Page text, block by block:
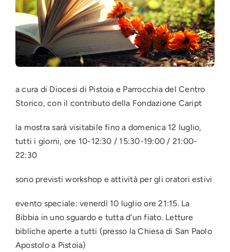
a cura di Diocesi di Pistoia e Parrocchia del Centro
Storico, con il contributo della Fondazione Caript
la mostra sarà visitabile fino a domenica 12 luglio,
tutti i giorni, ore 10-12:30 / 15:30-19:00 / 21:00-
22:30
sono previsti workshop e attività per gli oratori estivi
evento speciale: venerdì 10 luglio ore 21:15. La
Bibbia in uno sguardo e tutta d’un fiato. Letture
bibliche aperte a tutti (presso la Chiesa di San Paolo
Apostolo a Pistoia)